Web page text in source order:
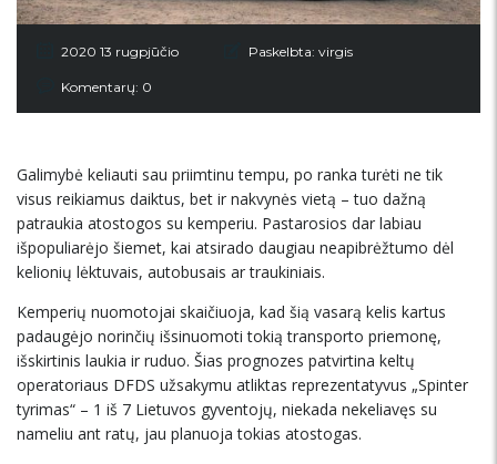
2020 13 rugpjūčio Paskelbta: virgis
Komentarų: 0
Galimybė keliauti sau priimtinu tempu, po ranka turėti ne tik
visus reikiamus daiktus, bet ir nakvynės vietą – tuo dažną
patraukia atostogos su kemperiu. Pastarosios dar labiau
išpopuliarėjo šiemet, kai atsirado daugiau neapibrėžtumo dėl
kelionių lėktuvais, autobusais ar traukiniais.
Kemperių nuomotojai skaičiuoja, kad šią vasarą kelis kartus
padaugėjo norinčių išsinuomoti tokią transporto priemonę,
išskirtinis laukia ir ruduo. Šias prognozes patvirtina keltų
operatoriaus DFDS užsakymu atliktas reprezentatyvus „Spinter
tyrimas“ – 1 iš 7 Lietuvos gyventojų, niekada nekeliavęs su
nameliu ant ratų, jau planuoja tokias atostogas.